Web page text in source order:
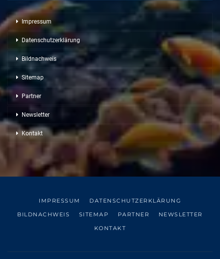
Impressum
Datenschutzerklärung
Bildnachweis
Sitemap
Partner
Newsletter
Kontakt
IMPRESSUM
DATENSCHUTZERKLÄRUNG
BILDNACHWEIS
SITEMAP PARTNER
NEWSLETTER
KONTAKT